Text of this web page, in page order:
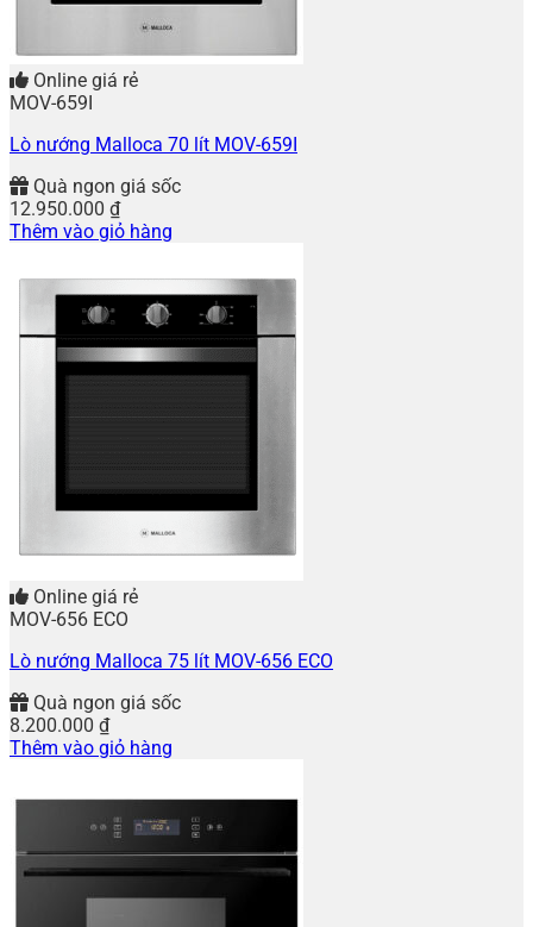
Online giá rẻ
MOV-659I
Lò nướng Malloca 70 lít MOV-659I
Quà ngon giá sốc
12.950.000 ₫
Thêm vào giỏ hàng
Online giá rẻ
MOV-656 ECO
Lò nướng Malloca 75 lít MOV-656 ECO
Quà ngon giá sốc
8.200.000 ₫
Thêm vào giỏ hàng